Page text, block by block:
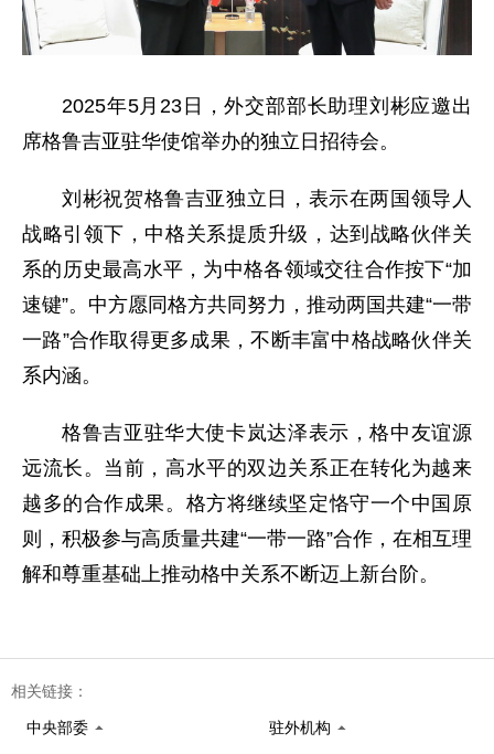
2025年5月23日，外交部部长助理刘彬应邀出
席格鲁吉亚驻华使馆举办的独立日招待会。
刘彬祝贺格鲁吉亚独立日，表示在两国领导人
战略引领下，中格关系提质升级，达到战略伙伴关
系的历史最高水平，为中格各领域交往合作按下“加
速键”。中方愿同格方共同努力，推动两国共建“一带
一路”合作取得更多成果，不断丰富中格战略伙伴关
系内涵。
格鲁吉亚驻华大使卡岚达泽表示，格中友谊源
远流长。当前，高水平的双边关系正在转化为越来
越多的合作成果。格方将继续坚定恪守一个中国原
则，积极参与高质量共建“一带一路”合作，在相互理
解和尊重基础上推动格中关系不断迈上新台阶。
相关链接：
中央部委 驻外机构